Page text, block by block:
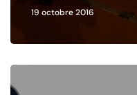
19 octobre 2016